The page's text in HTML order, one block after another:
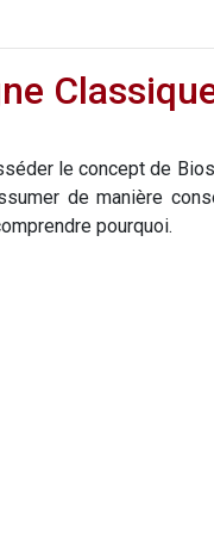
le concept de
de manière
pourquoi.